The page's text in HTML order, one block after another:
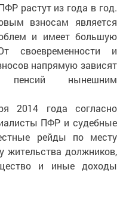
растут из года в год.
взносам является
и имеет большую
своевременности и
напрямую зависят
пенсий нынешним
2014 года согласно
ПФР и судебные
рейды по месту
жительства должников,
и иные доходы